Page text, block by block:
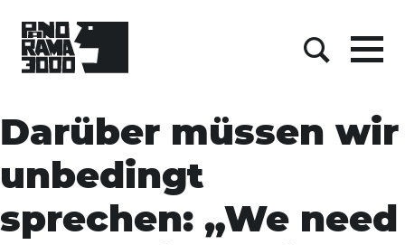
content
Menu
Darüber müssen wir
unbedingt
sprechen: „We need